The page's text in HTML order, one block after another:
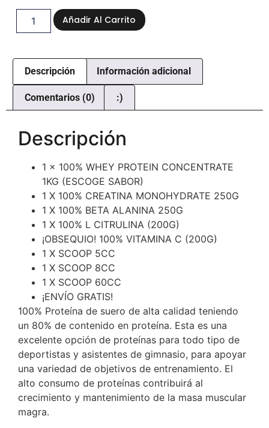
Añadir Al Carrito
Descripción Información adicional
Comentarios (0) :)
Descripción
1 x 100% WHEY PROTEIN CONCENTRATE
1KG (ESCOGE SABOR)
1 X 100% CREATINA MONOHYDRATE 250G
1 X 100% BETA ALANINA 250G
1 X 100% L CITRULINA (200G)
¡OBSEQUIO! 100% VITAMINA C (200G)
1 X SCOOP 5CC
1 X SCOOP 8CC
1 X SCOOP 60CC
¡ENVÍO GRATIS!
100% Proteína de suero de alta calidad teniendo
un 80% de contenido en proteína. Esta es una
excelente opción de proteínas para todo tipo de
deportistas y asistentes de gimnasio, para apoyar
una variedad de objetivos de entrenamiento. El
alto consumo de proteínas contribuirá al
crecimiento y mantenimiento de la masa muscular
magra.